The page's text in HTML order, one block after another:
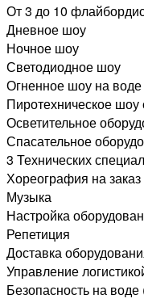
От 3 до 10
Дневное шоу
Ночное шоу
Светодиодное шоу
Огненное шоу на воде
Пиротехническое
Осветительное
Спасательное
3 Технических
Хореография на заказ
Музыка
Настройка
Репетиция
Доставка
Управление
Безопасность на воде